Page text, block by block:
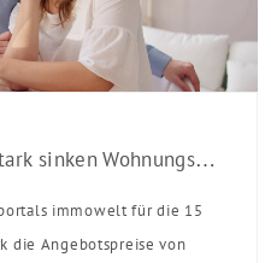
Pendeln lohnt sich: So stark sinken Wohnungspreise im Umland
immowelt für die 15
die Angebotspreise von